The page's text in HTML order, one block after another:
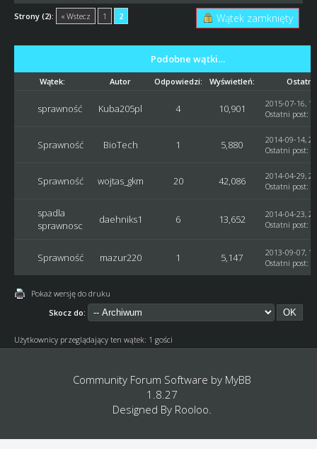
Strony (2): « Wstecz 1 2 Wątek zamknięty
Podobne wątki…
Wątek: Autor Odpowiedzi: Wyświetleń: Ostatni
sprawność Kuba205pl 4 10,901
2015-07-16,
Ostatni post:
Sprawność BioTech 1 5,880
2014-09-14,
Ostatni post:
Sprawność wojtas_gkm 20 42,086
2014-04-29,
Ostatni post:
spadla
sprawnosc
daehniks1 6 13,652
2014-04-23,
Ostatni post:
Sprawność mazur220 1 5,147
2013-09-07,
Ostatni post:
Pokaż wersję do druku
Skocz do:
Użytkownicy przeglądający ten wątek: 1 gości
Community Forum Software by MyBB
1.8.27
Designed By Rooloo